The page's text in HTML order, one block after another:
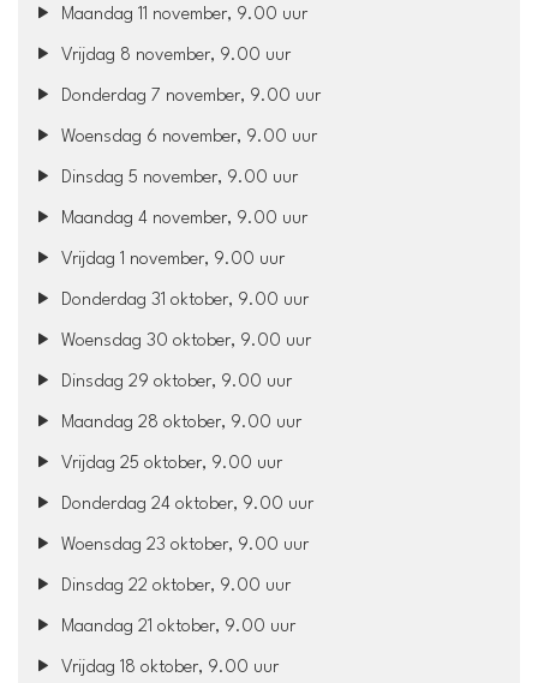
Maandag 11 november, 9.00 uur
Vrijdag 8 november, 9.00 uur
Donderdag 7 november, 9.00 uur
Woensdag 6 november, 9.00 uur
Dinsdag 5 november, 9.00 uur
Maandag 4 november, 9.00 uur
Vrijdag 1 november, 9.00 uur
Donderdag 31 oktober, 9.00 uur
Woensdag 30 oktober, 9.00 uur
Dinsdag 29 oktober, 9.00 uur
Maandag 28 oktober, 9.00 uur
Vrijdag 25 oktober, 9.00 uur
Donderdag 24 oktober, 9.00 uur
Woensdag 23 oktober, 9.00 uur
Dinsdag 22 oktober, 9.00 uur
Maandag 21 oktober, 9.00 uur
Vrijdag 18 oktober, 9.00 uur